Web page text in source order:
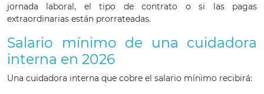
jornada laboral, el tipo de contrato o si las pagas
extraordinarias están prorrateadas.
Salario mínimo de una cuidadora
interna en 2026
Una cuidadora interna que cobre el salario mínimo recibirá: